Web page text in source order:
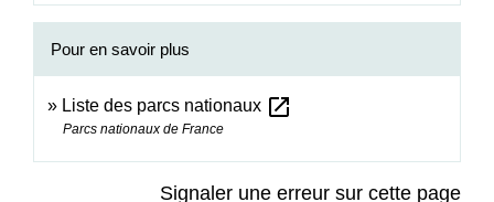
Pour en savoir plus
Liste des parcs nationaux open_in_new
Parcs nationaux de France
Signaler une erreur sur cette page